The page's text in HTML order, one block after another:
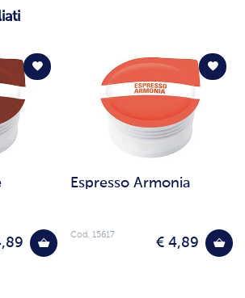
Espresso Armonia
€ 4,89
Cod. 15617